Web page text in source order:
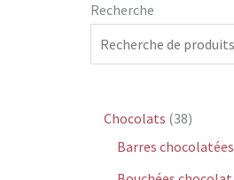
Recherche
Chocolats 383
8
p
Barres chocolatées